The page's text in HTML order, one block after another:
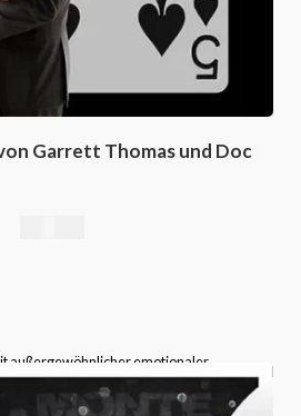
Garrett Thomas und Doc
außergewöhnlicher emotionaler
Waltz
gehört in das Repertoire jedes